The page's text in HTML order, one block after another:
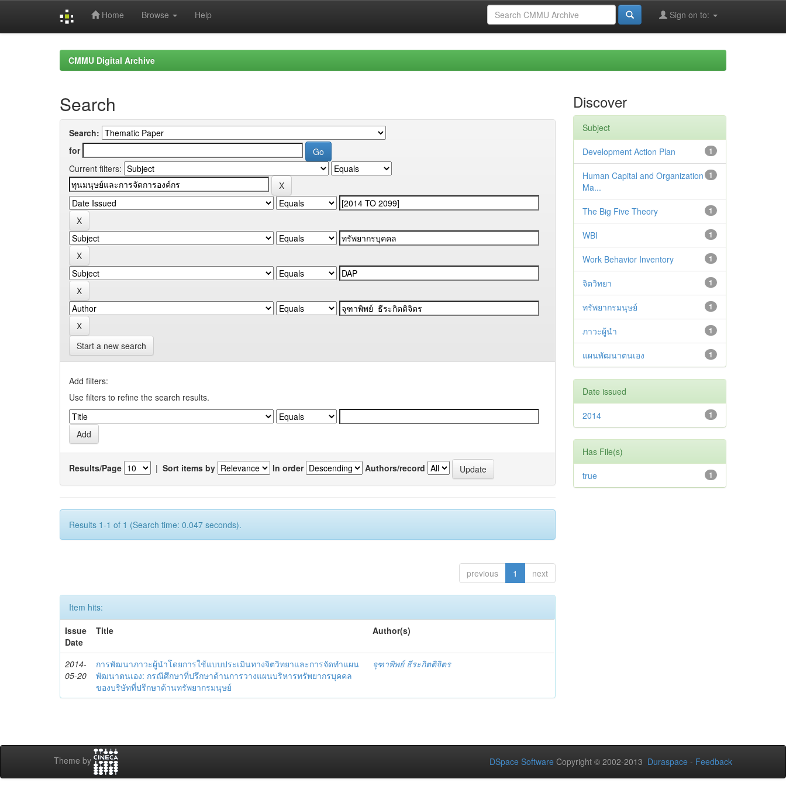
Home Browse Help Sign on to:
CMMU Digital Archive
Search
Search:
for
Current filters:
Start a new search
Add filters:
Use filters to refine the search results.
Results/Page | Sort items by In order Authors/record
Results 1-1 of 1 (Search time: 0.047 seconds).
previous 1 next
Item hits:
Issue
Date
Title Author(s)
2014-
05-20
การพัฒนาภาวะผู้นำโดยการใช้แบบประเมินทางจิตวิทยาและการจัดทำแผน
พัฒนาตนเอง: กรณีศึกษาที่ปรึกษาด้านการวางแผนบริหารทรัพยากรบุคคล
ของบริษัทที่ปรึกษาด้านทรัพยากรมนุษย์
จุฑาพิพย์ ธีระกิตติจิตร
Discover
Subject
1
Development Action Plan
1
Human Capital and Organization
Ma...
1
The Big Five Theory
1
WBI
1
Work Behavior Inventory
1
จิตวิทยา
1
ทรัพยากรมนุษย์
1
ภาวะผู้นำ
1
แผนพัฒนาตนเอง
Date issued
1
2014
Has File(s)
1
true
Theme by DSpace Software Copyright © 2002-2013 Duraspace - Feedback